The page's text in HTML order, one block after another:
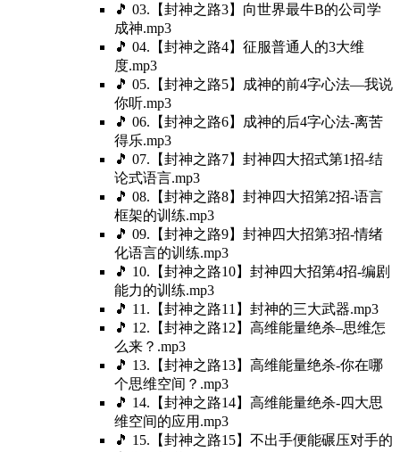
🎵 03.【封神之路3】向世界最牛B的公司学
成神.mp3
🎵 04.【封神之路4】征服普通人的3大维
度.mp3
🎵 05.【封神之路5】成神的前4字心法—我说
你听.mp3
🎵 06.【封神之路6】成神的后4字心法-离苦
得乐.mp3
🎵 07.【封神之路7】封神四大招式第1招-结
论式语言.mp3
🎵 08.【封神之路8】封神四大招第2招-语言
框架的训练.mp3
🎵 09.【封神之路9】封神四大招第3招-情绪
化语言的训练.mp3
🎵 10.【封神之路10】封神四大招第4招-编剧
能力的训练.mp3
🎵 11.【封神之路11】封神的三大武器.mp3
🎵 12.【封神之路12】高维能量绝杀–思维怎
么来？.mp3
🎵 13.【封神之路13】高维能量绝杀-你在哪
个思维空间？.mp3
🎵 14.【封神之路14】高维能量绝杀-四大思
维空间的应用.mp3
🎵 15.【封神之路15】不出手便能碾压对手的